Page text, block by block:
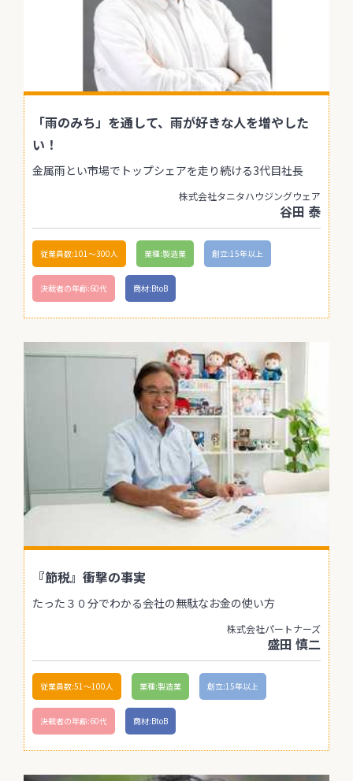
「雨のみち」を通して、雨が好きな人を増やした
い！
金属雨とい市場でトップシェアを走り続ける3代目社長
株式会社タニタハウジングウェア
谷田 泰
従業員数:101〜300人 業種:製造業 創立:15年以上
決裁者の年齢:60代 商材:BtoB
『節税』衝撃の事実
たった３０分でわかる会社の無駄なお金の使い方
株式会社パートナーズ
盛田 慎二
従業員数:51〜100人 業種:製造業 創立:15年以上
決裁者の年齢:60代 商材:BtoB